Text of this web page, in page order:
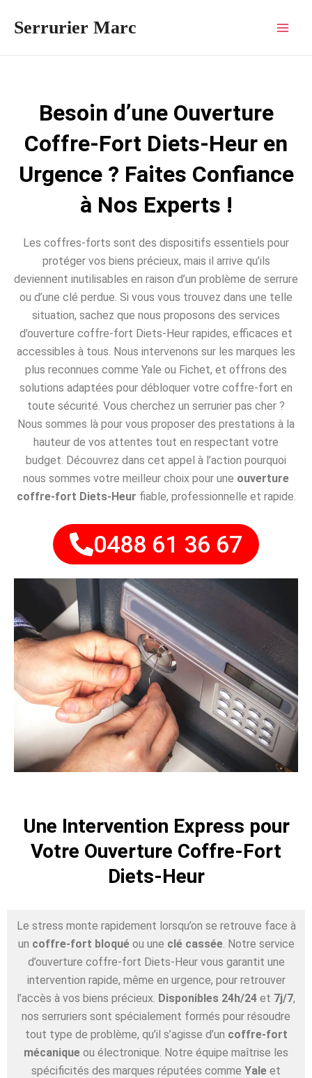
Serrurier Marc
Besoin d’une Ouverture
Coffre-Fort Diets-Heur en
Urgence ? Faites Confiance
à Nos Experts !
Les coffres-forts sont des dispositifs essentiels pour
protéger vos biens précieux, mais il arrive qu’ils
deviennent inutilisables en raison d’un problème de serrure
ou d’une clé perdue. Si vous vous trouvez dans une telle
situation, sachez que nous proposons des services
d’ouverture coffre-fort Diets-Heur rapides, efficaces et
accessibles à tous. Nous intervenons sur les marques les
plus reconnues comme Yale ou Fichet, et offrons des
solutions adaptées pour débloquer votre coffre-fort en
toute sécurité. Vous cherchez un serrurier pas cher ?
Nous sommes là pour vous proposer des prestations à la
hauteur de vos attentes tout en respectant votre
budget. Découvrez dans cet appel à l’action pourquoi
nous sommes votre meilleur choix pour une ouverture
coffre-fort Diets-Heur fiable, professionnelle et rapide.
0488 61 36 67
Une Intervention Express pour
Votre Ouverture Coffre-Fort
Diets-Heur
Le stress monte rapidement lorsqu’on se retrouve face à
un coffre-fort bloquéou une clé cassée. Notre service
d’ouverture coffre-fort Diets-Heur vous garantit une
intervention rapide, même en urgence, pour retrouver
l’accès à vos biens précieux. Disponibles 24h/24 et 7j/7,
nos serruriers sont spécialement formés pour résoudre
tout type de problème, qu’il s’agisse d’un coffre-fort
mécanique ou électronique. Notre équipe maîtrise les
spécificités des marques réputées comme Yale et